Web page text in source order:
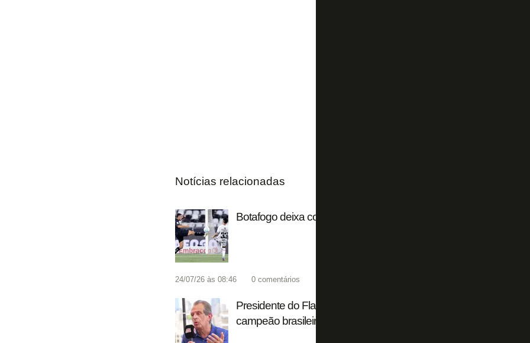
Notícias relacionadas
Botafogo deixa contra o Vitória algo de muito animador no ar
24/07/26 às 08:46 0 comentários
Presidente do Flamengo nega espanholização no Brasil e diz:
campeão brasileiro e da Champions da América do Sul'